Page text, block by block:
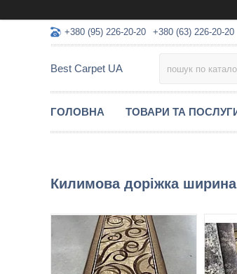
+380 (95) 226-20-20 +380 (63) 226-20-20
Best Carpet UA
ГОЛОВНА ТОВАРИ ТА
Килимова доріжка